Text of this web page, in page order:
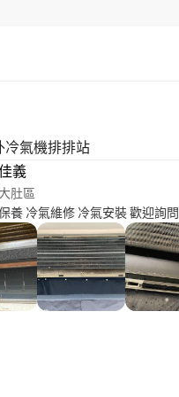
冷氣機排排站
義
大肚區
養 冷氣維修 冷氣安裝 歡迎詢問